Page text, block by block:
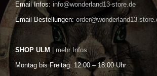
Email Infos: info@wonderland13-store.de
Email Bestellungen: order@wonderland13-
SHOP ULM | mehr Infos
Montag bis Freitag: 12:00 – 18:00 Uhr